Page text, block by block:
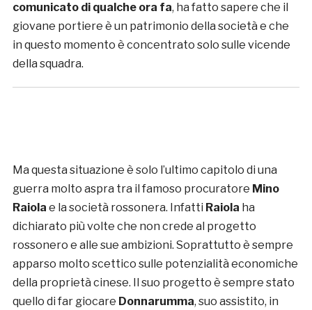
comunicato di qualche ora fa, ha fatto sapere che il
giovane portiere è un patrimonio della società e che
in questo momento è concentrato solo sulle vicende
della squadra.
Ma questa situazione è solo l’ultimo capitolo di una
guerra molto aspra tra il famoso procuratore Mino
Raiola e la società rossonera. Infatti Raiola ha
dichiarato più volte che non crede al progetto
rossonero e alle sue ambizioni. Soprattutto è sempre
apparso molto scettico sulle potenzialità economiche
della proprietà cinese. Il suo progetto è sempre stato
quello di far giocare Donnarumma, suo assistito, in